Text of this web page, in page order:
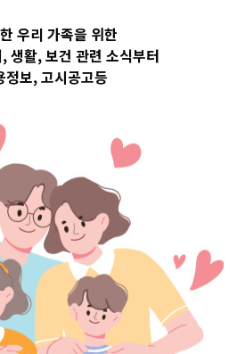
김포시
주간
2023-05-04
admin
우리 가족을 위한
생활, 보건 관련 소식부터
정보, 고시공고등